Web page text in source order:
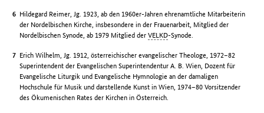
Hildegard Reimer, Jg. 1923, ab den 1960er-Jahren ehrenamtliche Mitarbeiterin
der Nordelbischen Kirche, insbesondere in der Frauenarbeit, Mitglied der
Nordelbischen Synode, ab 1979 Mitglied derVELKD-Synode.
Erich Wilhelm, Jg. 1912, österreichischer evangelischer Theologe, 1972–82
Superintendent der Evangelischen Superintendentur A. B. Wien, Dozent für
Evangelische Liturgik und Evangelische Hymnologie an der damaligen
Hochschule für Musik und darstellende Kunst in Wien, 1974–80 Vorsitzender
des Ökumenischen Rates der Kirchen in Österreich.